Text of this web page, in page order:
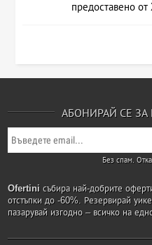
предоставено
АБОНИРАЙ СЕ
Без спам.
Ofertini събира най-добрите
отстъпки до -60%. Резервирай
пазарувай изгодно – всичко на